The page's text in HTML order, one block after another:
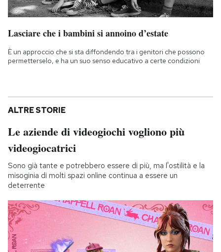
Lasciare che i bambini si annoino d’estate
È un approccio che si sta diffondendo tra i genitori che possono
permetterselo, e ha un suo senso educativo a certe condizioni
ALTRE STORIE
Le aziende di videogiochi vogliono più
videogiocatrici
Sono già tante e potrebbero essere di più, ma l'ostilità e la
misoginia di molti spazi online continua a essere un
deterrente